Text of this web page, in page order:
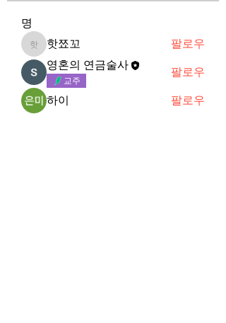
명
핫쬬꼬
핫쬬꼬
팔로우
영혼의 연금술사
교주
팔로우
하이
팔로우